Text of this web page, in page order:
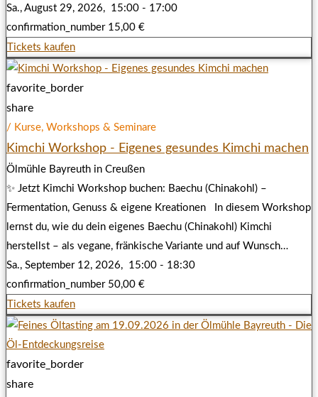
Sa., August 29, 2026, 15:00 - 17:00
confirmation_number 15,00 €
Tickets kaufen
favorite_border
share
/ Kurse, Workshops & Seminare
Kimchi Workshop - Eigenes gesundes Kimchi machen
Ölmühle Bayreuth in Creußen
✨ Jetzt Kimchi Workshop buchen: Baechu (Chinakohl) –
Fermentation, Genuss & eigene Kreationen In diesem Workshop
lernst du, wie du dein eigenes Baechu (Chinakohl) Kimchi
herstellst – als vegane, fränkische Variante und auf Wunsch…
Sa., September 12, 2026, 15:00 - 18:30
confirmation_number 50,00 €
Tickets kaufen
favorite_border
share